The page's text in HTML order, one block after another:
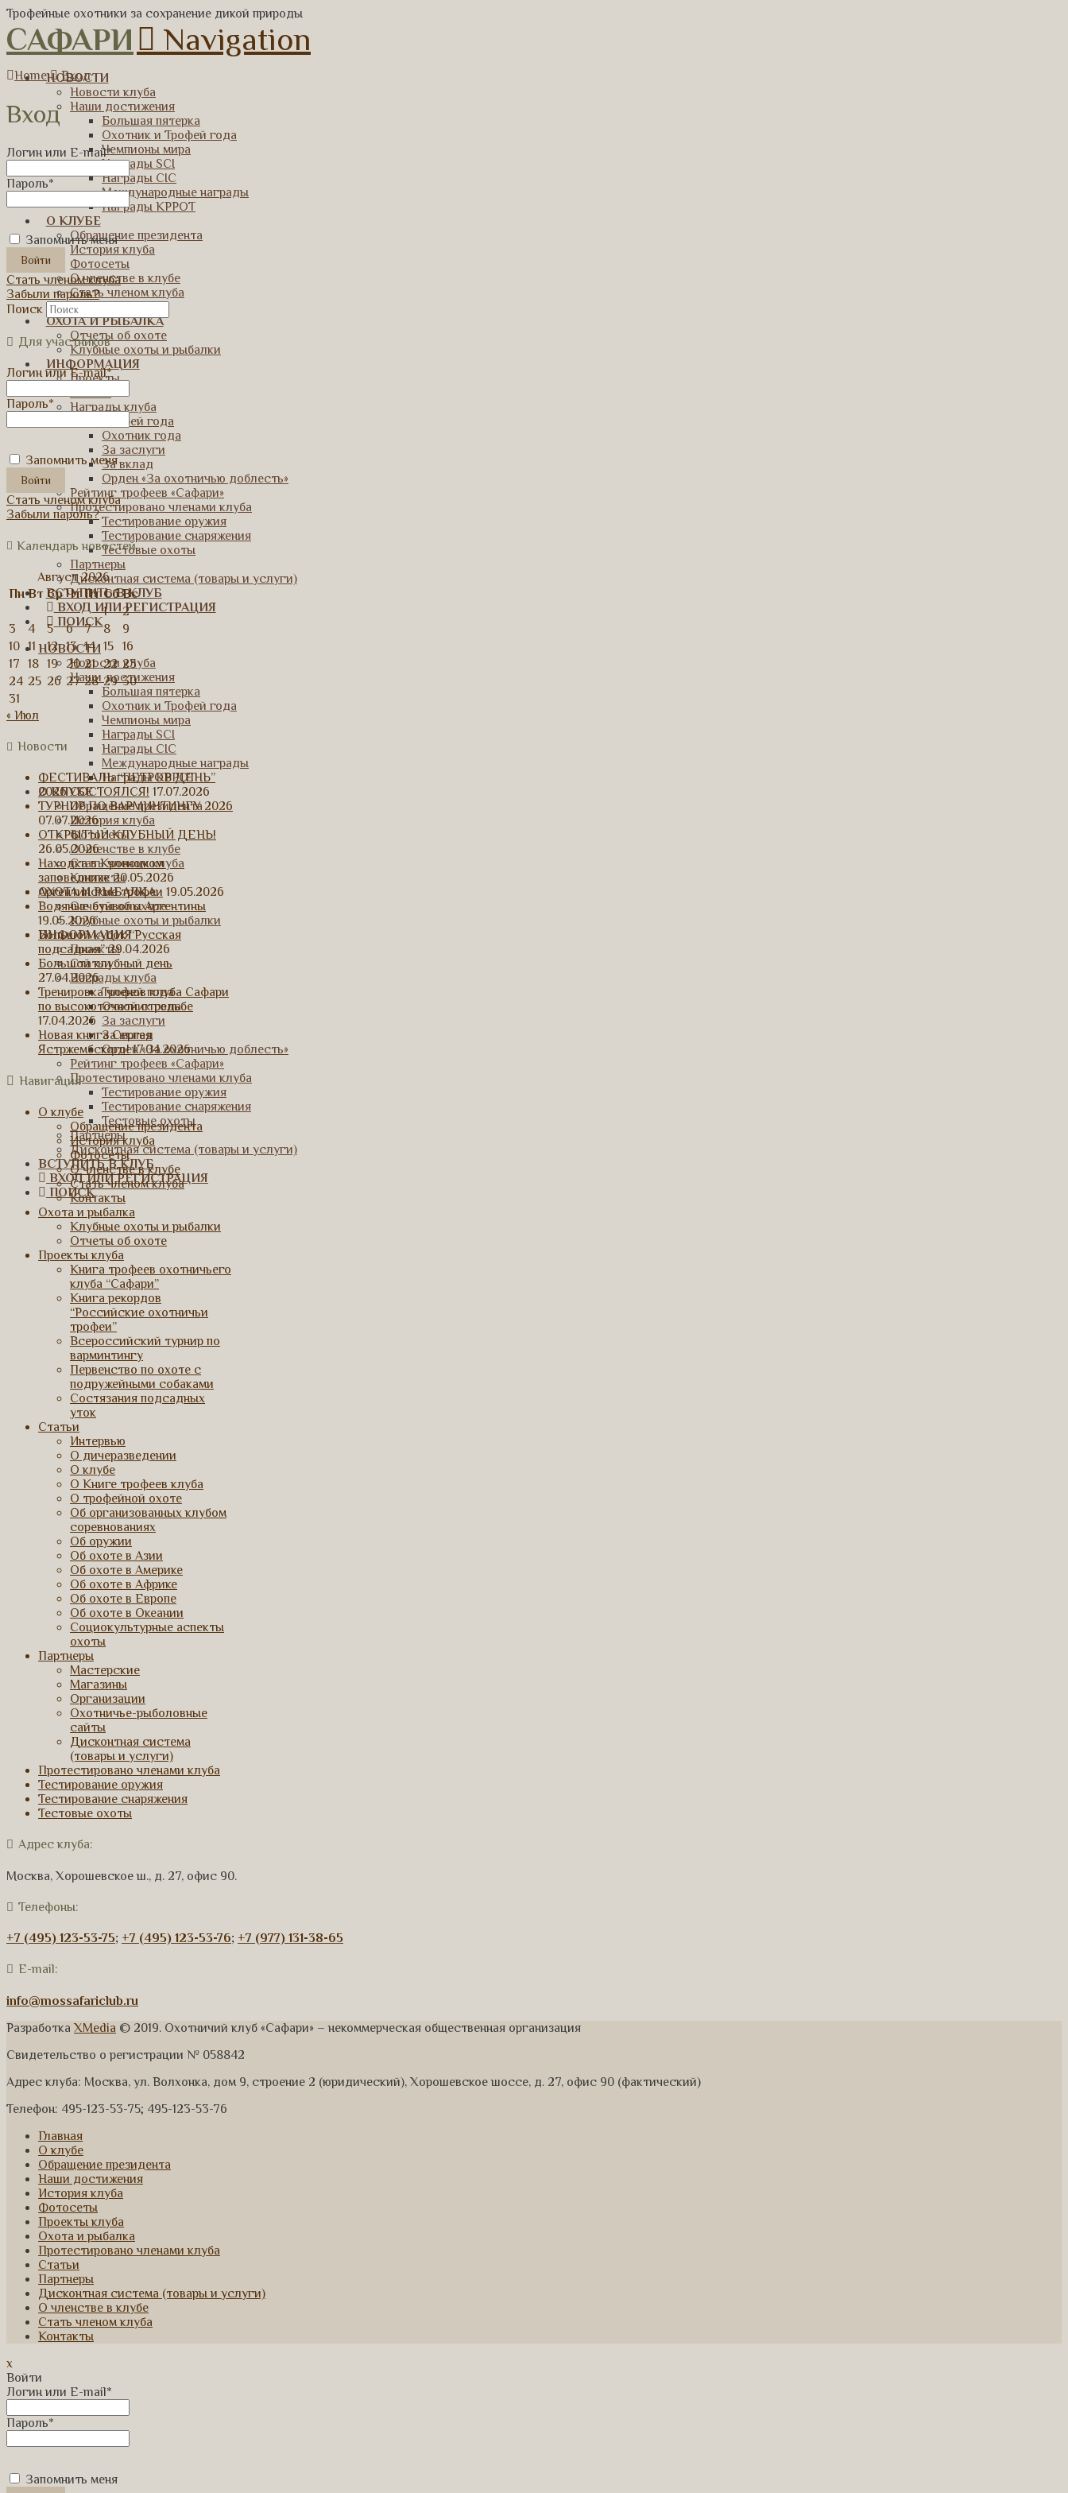
Трофейные охотники за сохранение дикой природы
САФАРИ Navigation
НОВОСТИ
Новости клуба
Наши достижения
Большая пятерка
Охотник и Трофей года
Чемпионы мира
Награды SCI
Награды CIC
Международные награды
Награды КРРОТ
О КЛУБЕ
Обращение президента
История клуба
Фотосеты
О членстве в клубе
Стать членом клуба
Контакты
ОХОТА И РЫБАЛКА
Отчеты об охоте
Клубные охоты и рыбалки
ИНФОРМАЦИЯ
Проекты
Статьи
Награды клуба
Трофей года
Охотник года
За заслуги
За вклад
Орден «За охотничью доблесть»
Рейтинг трофеев «Сафари»
Протестировано членами клуба
Тестирование оружия
Тестирование снаряжения
Тестовые охоты
Партнеры
Дисконтная система (товары и услуги)
ВСТУПИТЬ В КЛУБ
ВХОД ИЛИ РЕГИСТРАЦИЯ
ПОИСК
НОВОСТИ
Новости клуба
Наши достижения
Большая пятерка
Охотник и Трофей года
Чемпионы мира
Награды SCI
Награды CIC
Международные награды
Награды КРРОТ
О КЛУБЕ
Обращение президента
История клуба
Фотосеты
О членстве в клубе
Стать членом клуба
Контакты
ОХОТА И РЫБАЛКА
Отчеты об охоте
Клубные охоты и рыбалки
ИНФОРМАЦИЯ
Проекты
Статьи
Награды клуба
Трофей года
Охотник года
За заслуги
За вклад
Орден «За охотничью доблесть»
Рейтинг трофеев «Сафари»
Протестировано членами клуба
Тестирование оружия
Тестирование снаряжения
Тестовые охоты
Партнеры
Дисконтная система (товары и услуги)
ВСТУПИТЬ В КЛУБ
ВХОД ИЛИ РЕГИСТРАЦИЯ
ПОИСК
Home Вход
Вход
Логин или E-mail*
Пароль*
Запомнить меня
Стать членом клуба
Забыли пароль?
Поиск
Для участников
Логин или E-mail*
Пароль*
Запомнить меня
Стать членом клуба
Забыли пароль?
Календарь новостей
Август 2026
Пн Вт Ср Чт Пт Сб Вс
1
2
3
4 5 6 7 8
9
10 11 12 13 14 15
16
17
18 19 20 21 22 23
24 25 26 27 28 29 30
31
« Июл
Новости
ФЕСТИВАЛЬ “ПЕТРОВ ДЕНЬ”
2026 СОСТОЯЛСЯ! 17.07.2026
ТУРНИР ПО ВАРМИНТИНГУ 2026
07.07.2026
ОТКРЫТЫЙ КЛУБНЫЙ ДЕНЬ!
26.05.2026
Находка в Кроноцком
заповеднике 20.05.2026
Аргентинские трофеи 19.05.2026
Водяные буйволы Аргентины
19.05.2026
Большой кубок “Русская
подсадная” 29.04.2026
Большой клубный день
27.04.2026
Тренировка членов клуба Сафари
по высокоточной стрельбе
17.04.2026
Новая книга Сергея
Ястржембского! 17.04.2026
Навигация
О клубе
Обращение президента
История клуба
Фотосеты
О членстве в клубе
Стать членом клуба
Контакты
Охота и рыбалка
Клубные охоты и рыбалки
Отчеты об охоте
Проекты клуба
Книга трофеев охотничьего
клуба “Сафари”
Книга рекордов
“Российские охотничьи
трофеи”
Всероссийский турнир по
варминтингу
Первенство по охоте с
подружейными собаками
Состязания подсадных
уток
Статьи
Интервью
О дичеразведении
О клубе
О Книге трофеев клуба
О трофейной охоте
Об организованных клубом
соревнованиях
Об оружии
Об охоте в Азии
Об охоте в Америке
Об охоте в Африке
Об охоте в Европе
Об охоте в Океании
Социокультурные аспекты
охоты
Партнеры
Мастерские
Магазины
Организации
Охотничье-рыболовные
сайты
Дисконтная система
(товары и услуги)
Протестировано членами клуба
Тестирование оружия
Тестирование снаряжения
Тестовые охоты
Адрес клуба:
Москва, Хорошевское ш., д. 27, офис 90.
Телефоны:
+7 (495) 123-53-75; +7 (495) 123-53-76; +7 (977) 131-38-65
E-mail:
info@mossafariclub.ru
Разработка XMedia © 2019. Охотничий клуб «Сафари» – некоммерческая общественная организация
Свидетельство о регистрации № 058842
Адрес клуба: Москва, ул. Волхонка, дом 9, строение 2 (юридический), Хорошевское шоссе, д. 27, офис 90 (фактический)
Телефон: 495-123-53-75; 495-123-53-76
Главная
О клубе
Обращение президента
Наши достижения
История клуба
Фотосеты
Проекты клуба
Охота и рыбалка
Протестировано членами клуба
Статьи
Партнеры
Дисконтная система (товары и услуги)
О членстве в клубе
Стать членом клуба
Контакты
x
Войти
Логин или E-mail*
Пароль*
Запомнить меня